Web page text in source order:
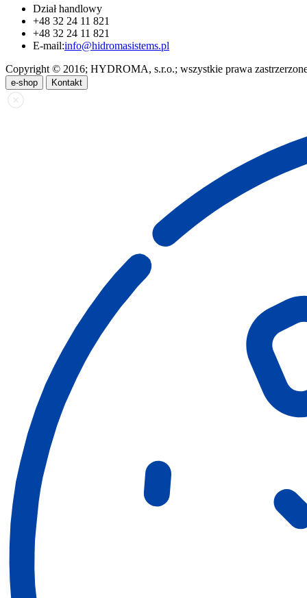
Dział handlowy
+48 32 24 11 821
+48 32 24 11 821
E-mail:info@hidromasistems.pl
Copyright © 2016; HYDROMA, s.r.o.; wszystkie prawa
e-shop Kontakt